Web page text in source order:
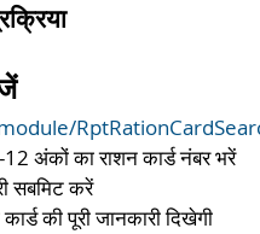
अंकों का राशन कार्ड नंबर भरें
सबमिट करें
की पूरी जानकारी दिखेगी